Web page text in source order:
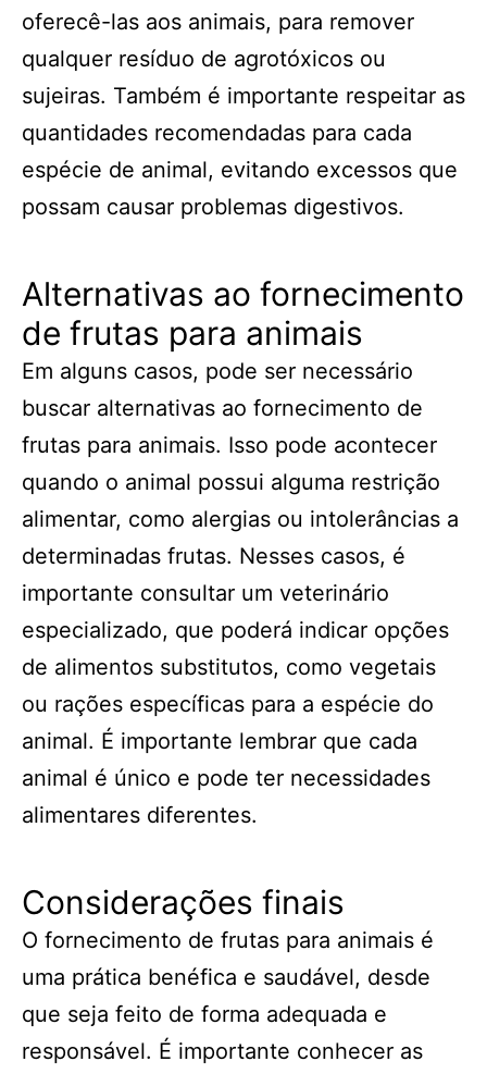
oferecê-las aos animais, para remover
qualquer resíduo de agrotóxicos ou
sujeiras. Também é importante respeitar as
quantidades recomendadas para cada
espécie de animal, evitando excessos que
possam causar problemas digestivos.
Alternativas ao fornecimento
de frutas para animais
Em alguns casos, pode ser necessário
buscar alternativas ao fornecimento de
frutas para animais. Isso pode acontecer
quando o animal possui alguma restrição
alimentar, como alergias ou intolerâncias a
determinadas frutas. Nesses casos, é
importante consultar um veterinário
especializado, que poderá indicar opções
de alimentos substitutos, como vegetais
ou rações específicas para a espécie do
animal. É importante lembrar que cada
animal é único e pode ter necessidades
alimentares diferentes.
Considerações finais
O fornecimento de frutas para animais é
uma prática benéfica e saudável, desde
que seja feito de forma adequada e
responsável. É importante conhecer as